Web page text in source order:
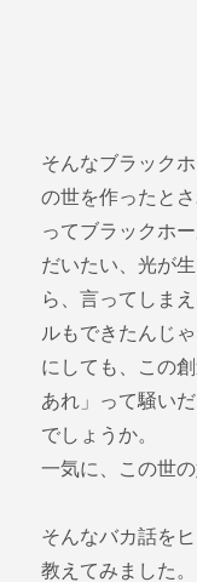
そんなブラック
の世を作ったと
ってブラックホ
だいたい、光が
ら、言ってしま
ルもできたんじ
にしても、この
あれ」って騒い
でしょうか。
一気に、この世
そんなバカ話を
教えてみました。